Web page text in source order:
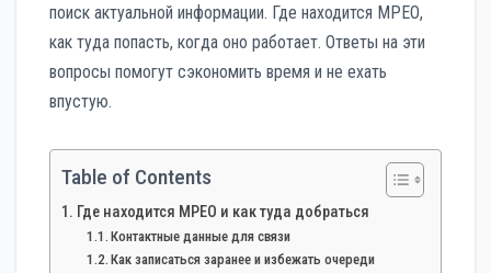
поиск актуальной информации. Где находится МРЕО,
как туда попасть, когда оно работает. Ответы на эти
вопросы помогут сэкономить время и не ехать
впустую.
Table of Contents
Где находится МРЕО и как туда добраться
Контактные данные для связи
Как записаться заранее и избежать очереди